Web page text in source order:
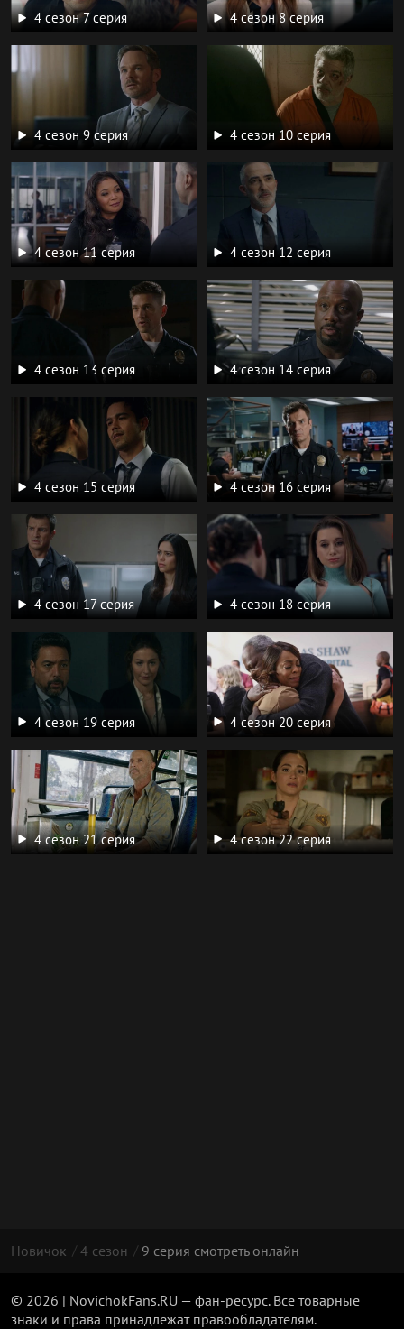
4 сезон 7 серия 4 сезон 8 серия
4 сезон 9 серия 4 сезон 10 серия
4 сезон 11 серия 4 сезон 12 серия
4 сезон 13 серия 4 сезон 14 серия
4 сезон 15 серия 4 сезон 16 серия
4 сезон 17 серия 4 сезон 18 серия
4 сезон 19 серия 4 сезон 20 серия
4 сезон 21 серия 4 сезон 22 серия
Новичок 4 сезон 9 серия смотреть онлайн
© 2026 | NovichokFans.RU — фан-ресурс. Все товарные
знаки и права принадлежат правообладателям.